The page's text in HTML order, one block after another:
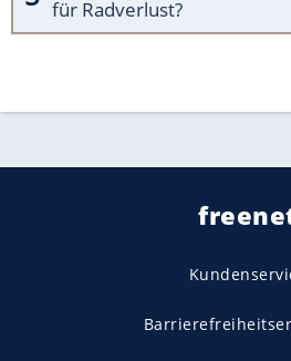
für Radverlust?